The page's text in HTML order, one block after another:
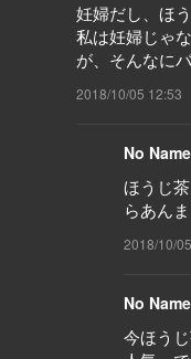
妊婦だし、ほ
私は妊婦じゃ
が、そんなに
2018/10/05 12:53
No Name
ほうじ
らあん
2018/10/
No Name
今ほう